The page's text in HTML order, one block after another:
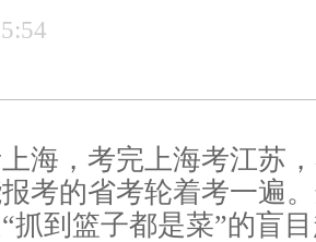
海，考完上海考江苏
考的省考轮着考一遍
抓到篮子都是菜”的盲